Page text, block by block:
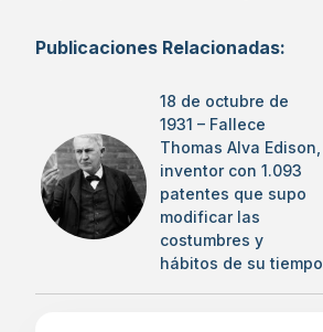
Publicaciones Relacionadas:
18 de octubre de
1931 – Fallece
Thomas Alva Edison,
inventor con 1.093
patentes que supo
modificar las
costumbres y
hábitos de su tiempo